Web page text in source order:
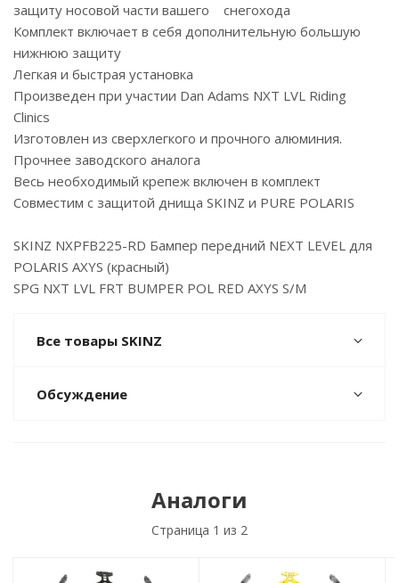
защиту носовой части вашего снегохода
Комплект включает в себя дополнительную большую
нижнюю защиту
Легкая и быстрая установка
Произведен при участии Dan Adams NXT LVL Riding
Clinics
Изготовлен из сверхлегкого и прочного алюминия.
Прочнее заводского аналога
Весь необходимый крепеж включен в комплект
Совместим с защитой днища SKINZ и PURE POLARIS
SKINZ NXPFB225-RD Бампер передний NEXT LEVEL для
POLARIS AXYS (красный)
SPG NXT LVL FRT BUMPER POL RED AXYS S/M
Все товары SKINZ
Обсуждение
Аналоги
Страница 1 из 2